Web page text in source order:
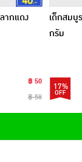
ากแดง
฿ 50
฿ 58
เด็กสม
กรัม
17%